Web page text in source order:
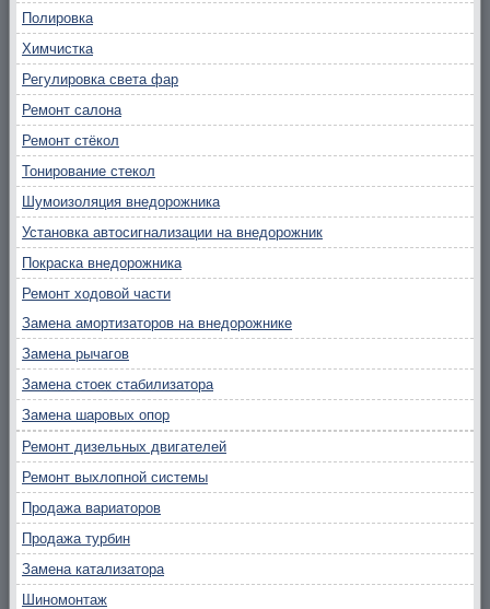
Полировка
Химчистка
Регулировка света фар
Ремонт салона
Ремонт стёкол
Тонирование стекол
Шумоизоляция внедорожника
Установка автосигнализации на внедорожник
Покраска внедорожника
Ремонт ходовой части
Замена амортизаторов на внедорожнике
Замена рычагов
Замена стоек стабилизатора
Замена шаровых опор
Ремонт дизельных двигателей
Ремонт выхлопной системы
Продажа вариаторов
Продажа турбин
Замена катализатора
Шиномонтаж